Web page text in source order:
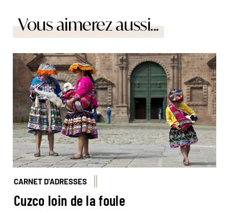
Vous aimerez aussi...
© Hervé Hughes/Hemis
CARNET D'ADRESSES
Cuzco loin de la foule